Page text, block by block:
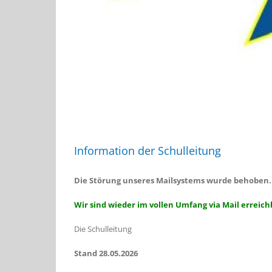
Information der Schulleitung
Die Störung unseres Mailsystems wurde behoben.
Wir sind wieder im vollen Umfang via Mail
Die Schulleitung
Stand 28.05.2026